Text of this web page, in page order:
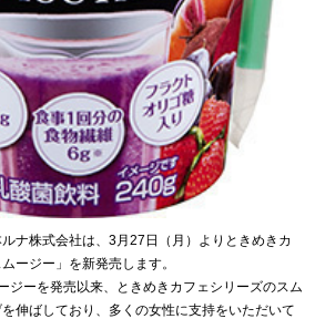
ナ株式会社は、3月27日（月）よりときめきカ
ージー」を新発売します。
ジーを発売以来、ときめきカフェシリーズのスム
伸ばしており、多くの女性に支持をいただいて